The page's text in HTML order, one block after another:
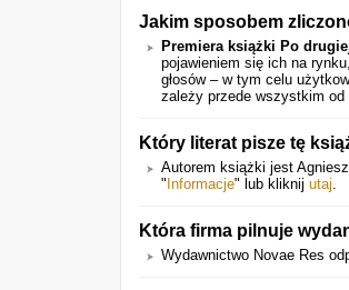
Jakim sposobem
Premiera książki Po
pojawieniem się ich na
głosów – w tym celu
zależy przede wszystkim
Który literat pisze tę
Autorem książki jest
" Informacje" lub kliknij utaj.
Która firma pilnuje
Wydawnictwo Novae Res